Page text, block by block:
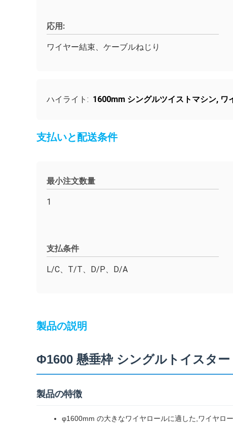
応用:
ワイヤー結束、ケーブルねじり
ハイライト: 1600mm シングルツイストマシン, ワ
支払いと配送条件
最小注文数量
1
支払条件
L/C、T/T、D/P、D/A
製品の説明
Φ1600 懸垂枠 シングルトイスター
製品の特徴
φ1600mm の大きなワイヤロールに適した,ワイヤロ